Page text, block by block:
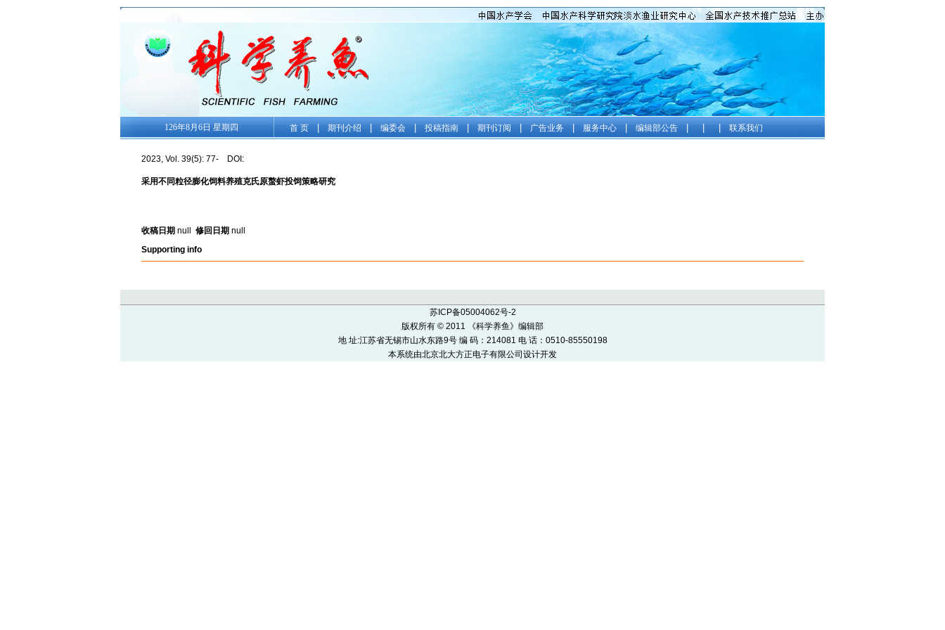
126年8月6日 星期四 首 页| 期刊介绍 编委会 投稿指南 期刊订阅 | 广告业务 | 服务中心 编辑部公告 联系我们
2023, Vol. 39(5): 77- DOI:
采用不同粒径膨化饲料养殖克氏原螯虾投饲策略研究
收稿日期 null 修回日期 null
Supporting info
苏ICP备05004062号-2
版权所有 © 2011 《科学养鱼》编辑部
地 址:江苏省无锡市山水东路9号 编 码：214081 电 话：0510-85550198
本系统由北京北大方正电子有限公司 设计开发